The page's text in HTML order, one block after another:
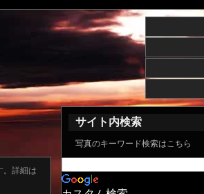
。詳細は
サイト内検索
写真のキーワード検索はこちら